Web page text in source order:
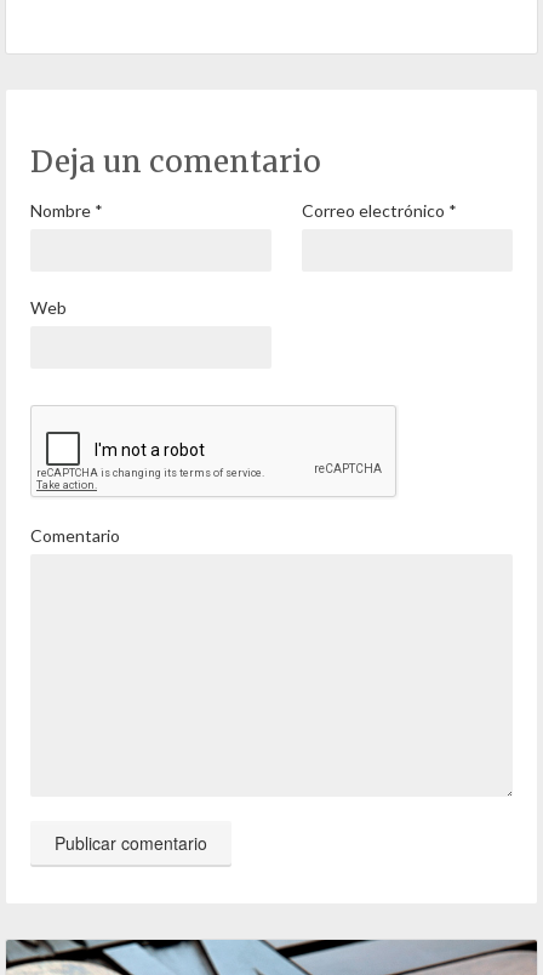
Deja un comentario
Nombre * Correo electrónico *
Web
Comentario